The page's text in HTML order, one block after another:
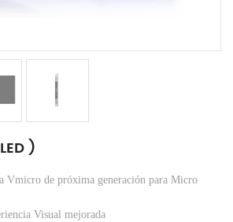
)
Vmicro de próxima generación para Micro
Visual mejorada